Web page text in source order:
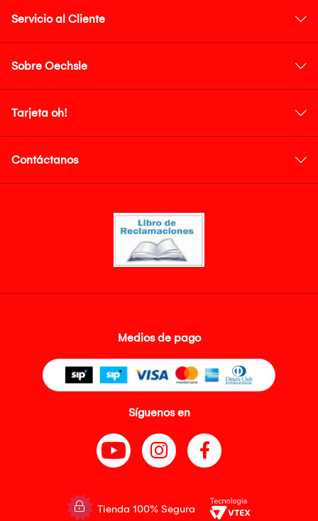
Servicio al Cliente
Sobre Oechsle
Tarjeta oh!
Contáctanos
Medios de pago
Síguenos en
Tienda 100% Segura